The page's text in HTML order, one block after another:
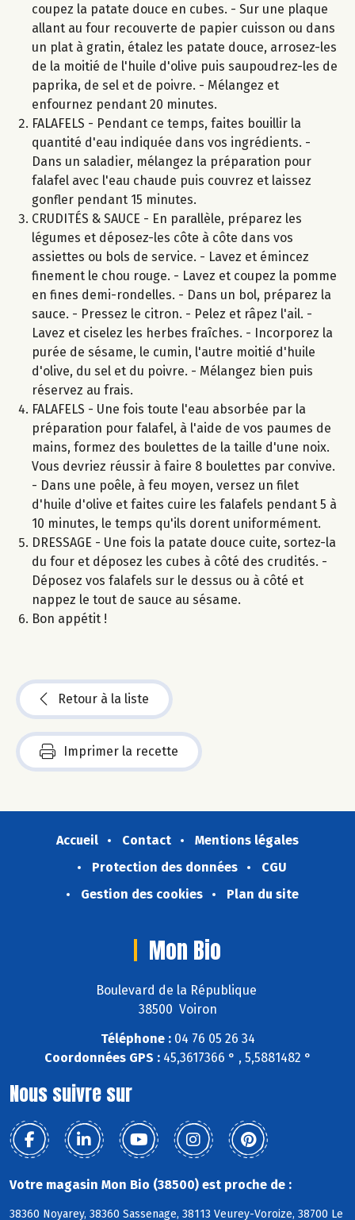
coupez la patate douce en cubes. - Sur une plaque
allant au four recouverte de papier cuisson ou dans
un plat à gratin, étalez les patate douce, arrosez-les
de la moitié de l'huile d'olive puis saupoudrez-les de
paprika, de sel et de poivre. - Mélangez et
enfournez pendant 20 minutes.
FALAFELS - Pendant ce temps, faites bouillir la
quantité d'eau indiquée dans vos ingrédients. -
Dans un saladier, mélangez la préparation pour
falafel avec l'eau chaude puis couvrez et laissez
gonfler pendant 15 minutes.
CRUDITÉS & SAUCE - En parallèle, préparez les
légumes et déposez-les côte à côte dans vos
assiettes ou bols de service. - Lavez et émincez
finement le chou rouge. - Lavez et coupez la pomme
en fines demi-rondelles. - Dans un bol, préparez la
sauce. - Pressez le citron. - Pelez et râpez l'ail. -
Lavez et ciselez les herbes fraîches. - Incorporez la
purée de sésame, le cumin, l'autre moitié d'huile
d'olive, du sel et du poivre. - Mélangez bien puis
réservez au frais.
FALAFELS - Une fois toute l'eau absorbée par la
préparation pour falafel, à l'aide de vos paumes de
mains, formez des boulettes de la taille d'une noix.
Vous devriez réussir à faire 8 boulettes par convive.
- Dans une poêle, à feu moyen, versez un filet
d'huile d'olive et faites cuire les falafels pendant 5 à
10 minutes, le temps qu'ils dorent uniformément.
DRESSAGE - Une fois la patate douce cuite, sortez-la
du four et déposez les cubes à côté des crudités. -
Déposez vos falafels sur le dessus ou à côté et
nappez le tout de sauce au sésame.
Bon appétit !
Retour à la liste
Imprimer la recette
Accueil Contact
Mentions légales
Protection des données
CGU
Gestion des cookies
Plan du site
Mon Bio
Boulevard de la République
38500 Voiron
Téléphone :04 76 05 26 34
Coordonnées GPS :45,3617366 ° , 5,5881482 °
Nous suivre sur
Votre magasin Mon Bio (38500) est proche de :
38360 Noyarey, 38360 Sassenage, 38113 Veurey-Voroize, 38700 Le